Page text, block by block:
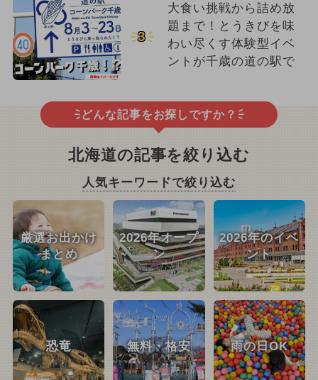
3
大食い挑戦から詰め放
題まで！とうきびを味
わい尽くす体験型イベ
ントが千歳の道の駅で
どんな記事をお探しですか？
北海道の記事を絞り込む
人気キーワードで絞り込む
厳選お出かけ
まとめ
2026年オープ
ン
2026年のイベ
ント
恐竜 無料・格安 雨の日OK